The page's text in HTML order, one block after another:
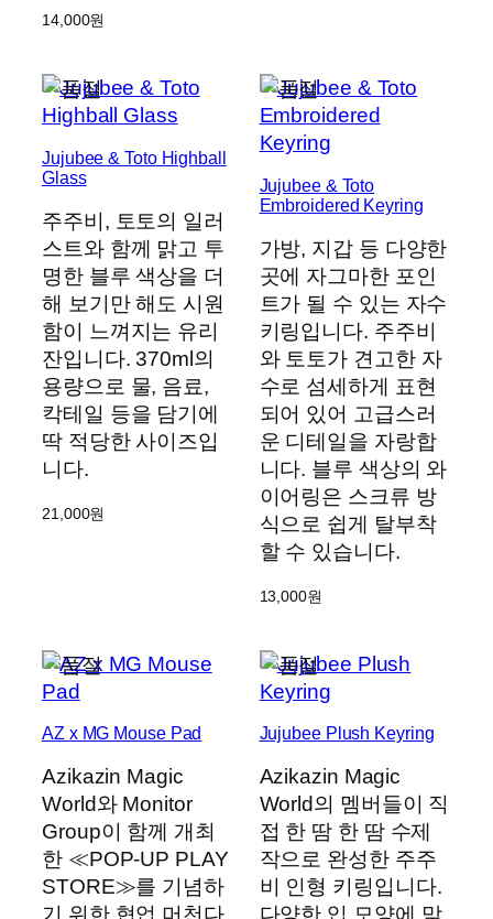
14,000원
Jujubee & Toto Highball
Glass
주주비, 토토의 일러
스트와 함께 맑고 투
명한 블루 색상을 더
해 보기만 해도 시원
함이 느껴지는 유리
잔입니다. 370ml의
용량으로 물, 음료,
칵테일 등을 담기에
딱 적당한 사이즈입
니다.
21,000원
Jujubee & Toto
Embroidered Keyring
가방, 지갑 등 다양한
곳에 자그마한 포인
트가 될 수 있는 자수
키링입니다. 주주비
와 토토가 견고한 자
수로 섬세하게 표현
되어 있어 고급스러
운 디테일을 자랑합
니다. 블루 색상의 와
이어링은 스크류 방
식으로 쉽게 탈부착
할 수 있습니다.
13,000원
AZ x MG Mouse Pad
Azikazin Magic
World와 Monitor
Group이 함께 개최
한 ≪POP-UP PLAY
STORE≫를 기념하
Jujubee Plush Keyring
Azikazin Magic
World의 멤버들이 직
접 한 땀 한 땀 수제
작으로 완성한 주주
비 인형 키링입니다.